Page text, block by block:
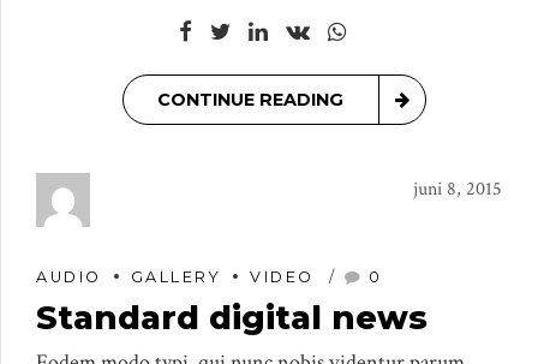
CONTINUE READING
juni 8, 2015
AUDIO GALLERY VIDEO 0
Standard digital news